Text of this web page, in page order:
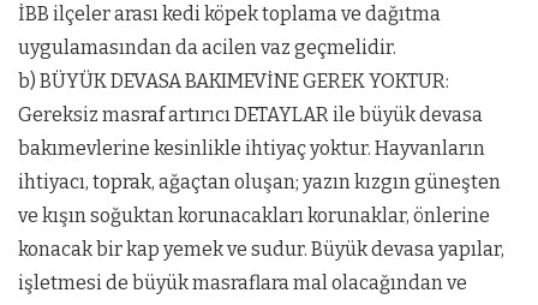
İBB ilçeler arası kedi köpek toplama ve dağıtma
uygulamasından da acilen vaz geçmelidir.
b) BÜYÜK DEVASA BAKIMEVİNE GEREK YOKTUR:
Gereksiz masraf artırıcı DETAYLAR ile büyük devasa
bakımevlerine kesinlikle ihtiyaç yoktur. Hayvanların
ihtiyacı, toprak, ağaçtan oluşan; yazın kızgın güneşten
ve kışın soğuktan korunacakları korunaklar, önlerine
konacak bir kap yemek ve sudur. Büyük devasa yapılar,
işletmesi de büyük masraflara mal olacağından ve